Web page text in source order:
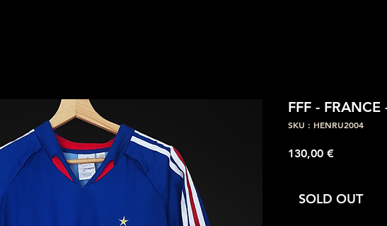
FFF -
SKU : HENRU2004
130,00 €Prix
SOLD OUT